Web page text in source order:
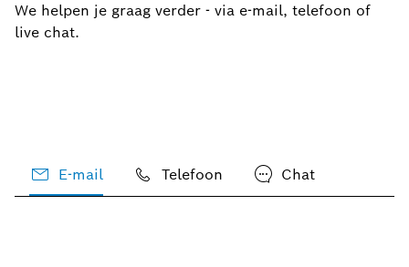
We helpen je graag verder - via e-mail, telefoon of
live chat.
E-mail Telefoon Chat